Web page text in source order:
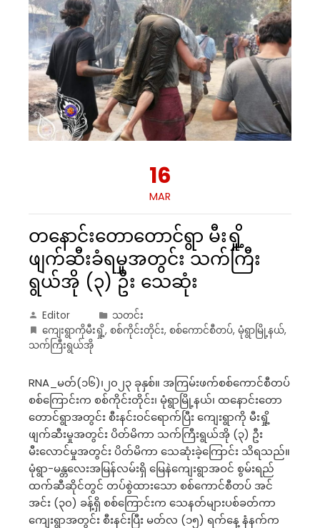
16
MAR
တနောင်းတောတောင်ရွာ မီးရှို့
ဖျက်ဆီးခံရမှုအတွင်း သက်ကြီး
ရွယ်အို (၃) ဦး သေဆုံး
Editor
သတင်း
ကျေးရွာကိုမီးရှို့, စစ်ကိုင်းတိုင်း, စစ်ကောင်စီတပ်, မုံရွာမြို့နယ်,
သက်ကြီးရွယ်အို
RNA_မတ်(၁၆)၊၂၀၂၃ ခုနှစ်။ အကြမ်းဖက်စစ်ကောင်စီတပ်
စစ်ကြောင်းက စစ်ကိုင်းတိုင်း၊ မုံရွာမြို့နယ်၊ ထနောင်းတော
တောင်ရွာအတွင်း စီးနင်းဝင်ရောက်ပြီး ကျေးရွာကို မီးရှို့
ဖျက်ဆီးမှုအတွင်း ပိတ်မိကာ သက်ကြီးရွယ်အို (၃) ဦး
မီးလောင်မှုအတွင်း ပိတ်မိကာ သေဆုံးခဲ့ကြောင်း သိရသည်။
မုံရွာ-မန္တလေးအမြန်လမ်းရှိ မြေနဲကျေးရွာအဝင် စွမ်းရည်
ထက်ဆီဆိုင်တွင် တပ်စွဲထားသော စစ်ကောင်စီတပ် အင်
အင်း (၃၀) ခန့်ရှိ စစ်ကြောင်းက ‌သေနတ်များပစ်ခတ်ကာ
ကျေးရွာအတွင်း စီးနင်းပြီး မတ်လ (၁၅) ရက်နေ့ နံနက်က